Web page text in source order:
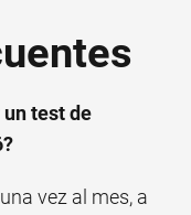
test de
vez al mes, a